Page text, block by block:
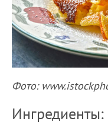
Фото:
Ингредиенты: